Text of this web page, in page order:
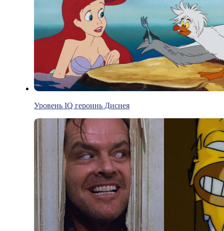
Уровень IQ героинь Диснея